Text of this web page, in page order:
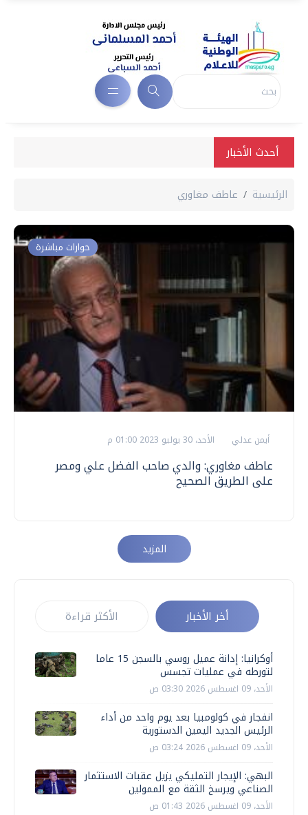
أحدث الأخبار
الرئيسية عاطف مغاوري
حوارات مباشرة
أيمن عدلي الأحد، 30 يوليو 2023 01:00 م
عاطف مغاوري: والدي صاحب الفضل علي ومصر
على الطريق الصحيح
المزيد
أخر الأخبار الأكثر قراءة
أوكرانيا: إدانة عميل روسي بالسجن 15 عاما
لتورطه في عمليات تجسس
الأحد، 09 اغسطس 2026 03:30 ص
انفجار في كولومبيا بعد يوم واحد من أداء
الرئيس الجديد اليمين الدستورية
الأحد، 09 اغسطس 2026 03:24 ص
البهي: الإيجار التمليكي يزيل عقبات الاستثمار
الصناعي ويرسخ الثقة مع الممولين
الأحد، 09 اغسطس 2026 01:43 ص